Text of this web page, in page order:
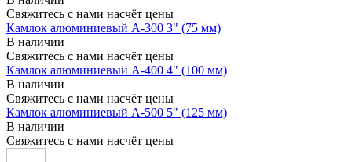
Свяжитесь с нами насчёт цены
Камлок алюминиевый A-300 3" (75 мм)
В наличии
Свяжитесь с нами насчёт цены
Камлок алюминиевый A-400 4" (100 мм)
В наличии
Свяжитесь с нами насчёт цены
Камлок алюминиевый A-500 5" (125 мм)
В наличии
Свяжитесь с нами насчёт цены